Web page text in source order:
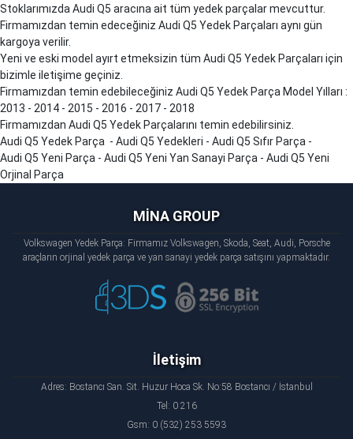
Stoklarımızda Audi Q5 aracına ait tüm yedek parçalar mevcuttur.
Firmamızdan temin edeceğiniz Audi Q5 Yedek Parçaları aynı gün
kargoya verilir.
Yeni ve eski model ayırt etmeksizin tüm Audi Q5 Yedek Parçaları için
bizimle iletişime geçiniz.
Firmamızdan temin edebileceğiniz Audi Q5 Yedek Parça Model Yılları :
2013 - 2014 - 2015 - 2016 - 2017 - 2018
Firmamızdan Audi Q5 Yedek Parçalarını temin edebilirsiniz.
Audi Q5 Yedek Parça - Audi Q5 Yedekleri - Audi Q5 Sıfır Parça -
Audi Q5 Yeni Parça - Audi Q5 Yeni Yan Sanayi Parça - Audi Q5 Yeni
Orjinal Parça
MİNA GROUP
Volkswagen Yedek Parça: Firmamız Volkswagen, Skoda, Seat, Audi, Porsche
araçların orjinal yedek parça ve yan sanayi yedek parça satışını yapmaktadır.
İletişim
Adres: Bostancı San. Sit. Huzur Hoca Sk. No:58 Bostancı / İstanbul
Tel: 0 216
Gsm: 0 (532) 253 5593